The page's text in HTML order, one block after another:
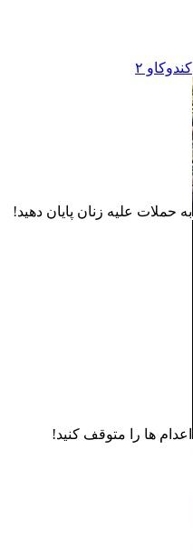
کندوکاو ۲
به حملات عليه زنان پايان دهيد!
اعدام ها را متوقف کنيد!